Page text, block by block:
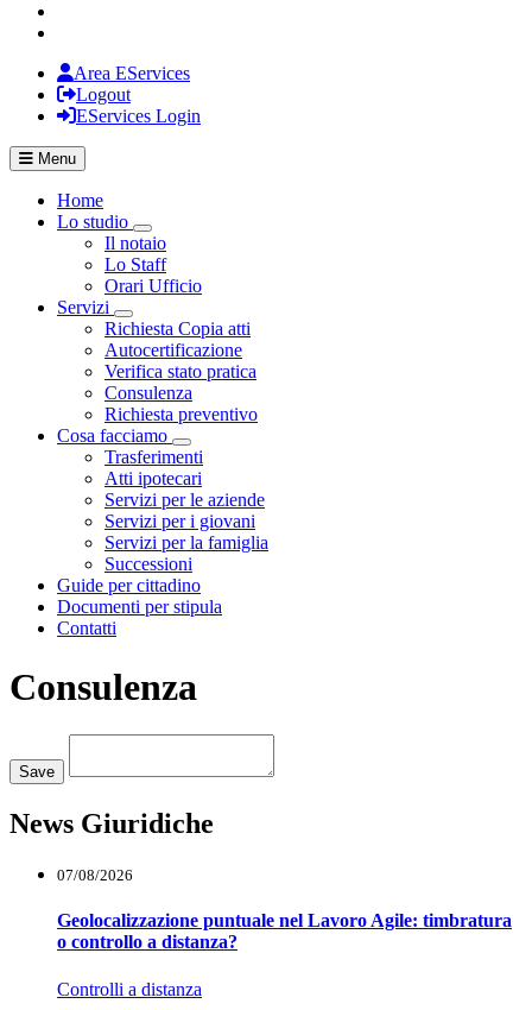
Area EServices
Logout
EServices Login
Menu
Home
Lo studio
Visualizza menù di secondo livello
Il notaio
Lo Staff
Orari Ufficio
Servizi
Visualizza menù di secondo livello
Richiesta Copia atti
Autocertificazione
Verifica stato pratica
Consulenza
Richiesta preventivo
Cosa facciamo
Visualizza menù di secondo livello
Trasferimenti
Atti ipotecari
Servizi per le aziende
Servizi per i giovani
Servizi per la famiglia
Successioni
Guide per cittadino
Documenti per stipula
Contatti
Consulenza
Save
News Giuridiche
07/08/2026
Geolocalizzazione puntuale nel Lavoro Agile: timbratura
o controllo a distanza?
Controlli a distanza